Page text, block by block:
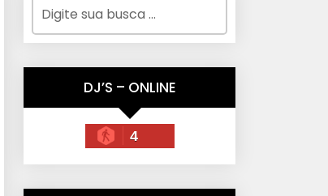
DJ’S – ONLINE
4